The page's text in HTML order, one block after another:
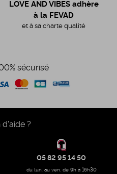
LOVE AND VIBES adhère
à la FEVAD
et à sa charte qualité
sécurisé
d'aide ?
05 82 95 14 50
du lun. au ven. de 9h à 16h30